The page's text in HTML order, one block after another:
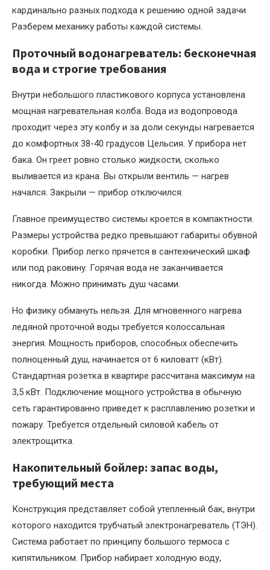
кардинально разных подхода к решению одной задачи.
Разберем механику работы каждой системы.
Проточный водонагреватель: бесконечная
вода и строгие требования
Внутри небольшого пластикового корпуса установлена
мощная нагревательная колба. Вода из водопровода
проходит через эту колбу и за доли секунды нагревается
до комфортных 38-40 градусов Цельсия. У прибора нет
бака. Он греет ровно столько жидкости, сколько
выливается из крана. Вы открыли вентиль — нагрев
начался. Закрыли — прибор отключился.
Главное преимущество системы кроется в компактности.
Размеры устройства редко превышают габариты обувной
коробки. Прибор легко прячется в сантехнический шкаф
или под раковину. Горячая вода не заканчивается
никогда. Можно принимать душ часами.
Но физику обмануть нельзя. Для мгновенного нагрева
ледяной проточной воды требуется колоссальная
энергия. Мощность приборов, способных обеспечить
полноценный душ, начинается от 6 киловатт (кВт).
Стандартная розетка в квартире рассчитана максимум на
3,5 кВт. Подключение мощного устройства в обычную
сеть гарантированно приведет к расплавлению розетки и
пожару. Требуется отдельный силовой кабель от
электрощитка.
Накопительный бойлер: запас воды,
требующий места
Конструкция представляет собой утепленный бак, внутри
которого находится трубчатый электронагреватель (ТЭН).
Система работает по принципу большого термоса с
кипятильником. Прибор набирает холодную воду,